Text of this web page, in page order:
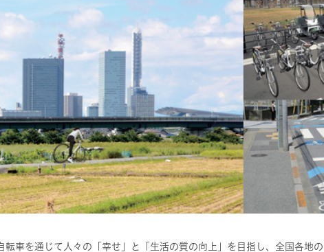
車を通じて人々の「幸せ」と「生活の質の向上」を目指し、全国各地